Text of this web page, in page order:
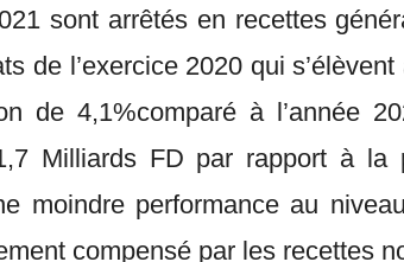
sont arrêtés en recettes
de l’exercice 2020 qui
de 4,1%comparé à l’année
Milliards FD par rapport à la
moindre performance au
compensé par les recettes